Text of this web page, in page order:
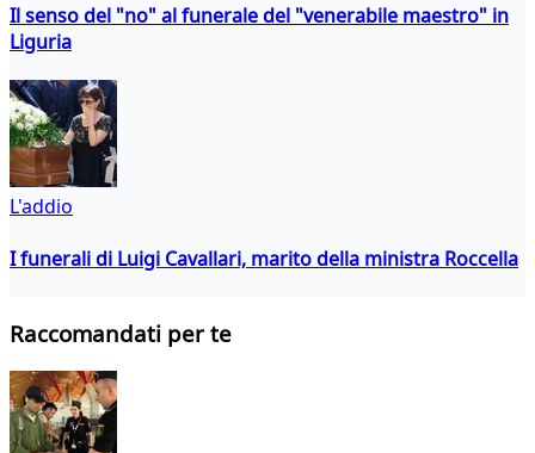
Il senso del "no" al funerale del "venerabile maestro" in
Liguria
L'addio
I funerali di Luigi Cavallari, marito della ministra Roccella
Raccomandati per te